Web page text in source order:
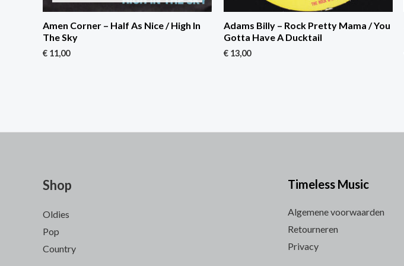
Amen Corner – Half As Nice / High In
The Sky
€ 11,00
Adams Billy – Rock Pretty Mama / You
Gotta Have A Ducktail
€ 13,00
Shop
Oldies
Pop
Country
Timeless Music
Algemene voorwaarden
Retourneren
Privacy